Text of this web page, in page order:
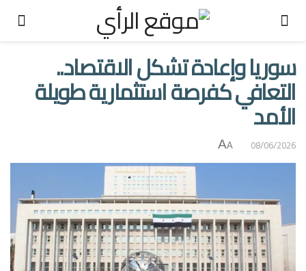
سوريا وإعادة تشكل الاقتصاد..
التعافي كفرصة استثمارية طويلة
الأمد
08/06/2026
A
A